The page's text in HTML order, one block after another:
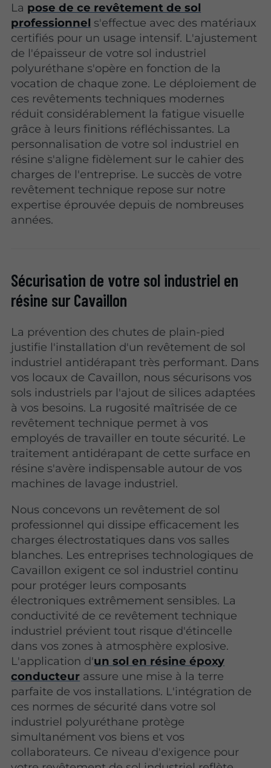
La pose de ce revêtement de sol
professionnel s'effectue avec des matériaux
certifiés pour un usage intensif. L'ajustement
de l'épaisseur de votre sol industriel
polyuréthane s'opère en fonction de la
vocation de chaque zone. Le déploiement de
ces revêtements techniques modernes
réduit considérablement la fatigue visuelle
grâce à leurs finitions réfléchissantes. La
personnalisation de votre sol industriel en
résine s'aligne fidèlement sur le cahier des
charges de l'entreprise. Le succès de votre
revêtement technique repose sur notre
expertise éprouvée depuis de nombreuses
années.
Sécurisation de votre sol industriel en
résine sur Cavaillon
La prévention des chutes de plain-pied
justifie l'installation d'un revêtement de sol
industriel antidérapant très performant. Dans
vos locaux de Cavaillon, nous sécurisons vos
sols industriels par l'ajout de silices adaptées
à vos besoins. La rugosité maîtrisée de ce
revêtement technique permet à vos
employés de travailler en toute sécurité. Le
traitement antidérapant de cette surface en
résine s'avère indispensable autour de vos
machines de lavage industriel.
Nous concevons un revêtement de sol
professionnel qui dissipe efficacement les
charges électrostatiques dans vos salles
blanches. Les entreprises technologiques de
Cavaillon exigent ce sol industriel continu
pour protéger leurs composants
électroniques extrêmement sensibles. La
conductivité de ce revêtement technique
industriel prévient tout risque d'étincelle
dans vos zones à atmosphère explosive.
L'application d'un sol en résine époxy
conducteur assure une mise à la terre
parfaite de vos installations. L'intégration de
ces normes de sécurité dans votre sol
industriel polyuréthane protège
simultanément vos biens et vos
collaborateurs. Ce niveau d'exigence pour